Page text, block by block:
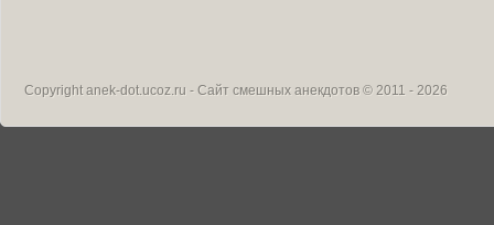
Copyrightanek-dot.ucoz.ru - Сайт смешных анекдотов © 2011 - 2026